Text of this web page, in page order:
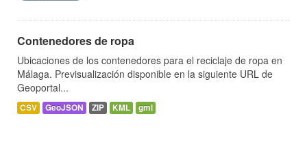
Contenedores de ropa
Ubicaciones de los contenedores para el reciclaje de ropa en
Málaga. Previsualización disponible en la siguiente URL de
Geoportal...
CSV GeoJSON ZIP KML gml